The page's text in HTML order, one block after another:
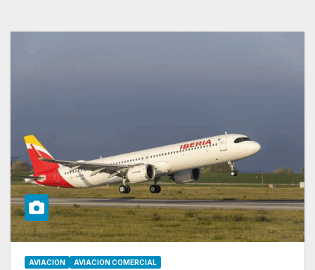
AVIACION AVIACION COMERCIAL